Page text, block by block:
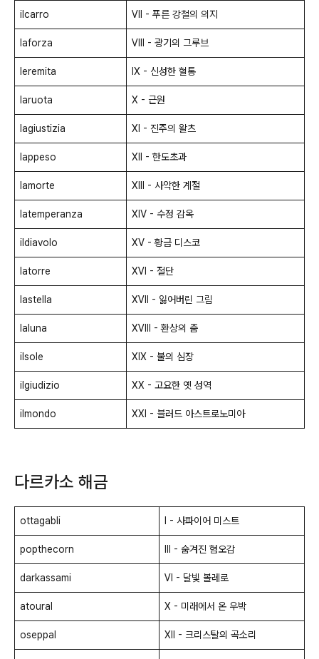
ilcarro Ⅶ - 푸른 강철의 의지
laforza Ⅷ - 광기의 그루브
leremita Ⅸ - 신성한 혈통
laruota Ⅹ - 근원
lagiustizia ⅩⅠ - 진주의 왈츠
lappeso ⅩⅡ - 한도초과
lamorte ⅩⅢ - 사악한 계절
latemperanza ⅩⅣ - 수정 감옥
ildiavolo ⅩⅤ - 황금 디스코
latorre ⅩⅥ - 절단
lastella ⅩⅦ - 잃어버린 그림
laluna ⅩⅧ - 환상의 춤
ilsole ⅩⅨ - 불의 심장
ilgiudizio ⅩⅩ - 고요한 옛 성역
ilmondo ⅩⅩⅠ - 블러드 아스트로노미아
다르카소 해금
ottagabli Ⅰ - 사파이어 미스트
popthecorn Ⅲ - 숨겨진 혐오감
darkassami Ⅵ - 달빛 볼레로
atoural Ⅹ - 미래에서 온 우박
oseppal ⅩⅡ - 크리스탈의 곡소리